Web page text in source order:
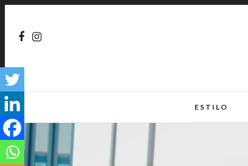
ESTILO